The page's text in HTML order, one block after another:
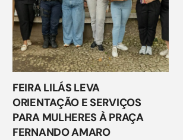
FEIRA LILÁS LEVA
ORIENTAÇÃO E SERVIÇOS
PARA MULHERES À PRAÇA
FERNANDO AMARO